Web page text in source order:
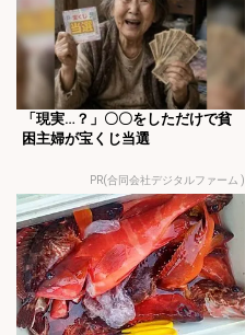
「現実…？」〇〇をしただけで貧
困主婦が宝くじ当選
PR(合同会社デジタルファーム )